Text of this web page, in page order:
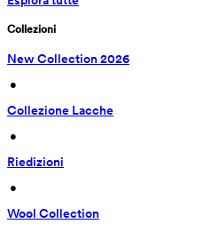
Collezioni
New Collection 2026
•
Collezione Lacche
•
Riedizioni
•
Wool Collection